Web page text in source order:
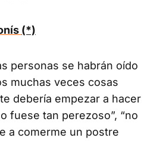
(*)
personas se habrán oído
muchas veces cosas
debería empezar a hacer
fuese tan perezoso”, “no
a comerme un postre